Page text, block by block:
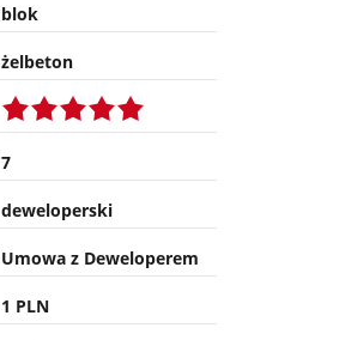
blok
żelbeton
7
deweloperski
Umowa z Deweloperem
1 PLN